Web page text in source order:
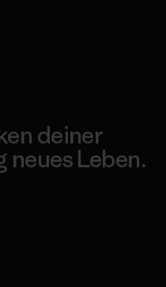
deiner
neues Leben.